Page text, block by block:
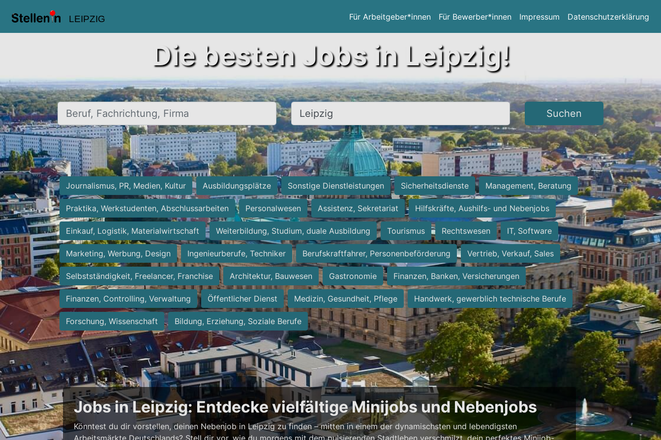
LEIPZIG Für Arbeitgeber*innen Für Bewerber*innen Impressum Datenschutzerklärung
Die besten Jobs in Leipzig!
Beruf, Fachrichtung, Firma Ort, Stadt Suchen
Journalismus, PR, Medien, Kultur Ausbildungsplätze Sonstige Dienstleistungen Sicherheitsdienste Management, Beratung
Praktika, Werkstudenten, Abschlussarbeiten Personalwesen Assistenz, Sekretariat Hilfskräfte, Aushilfs- und Nebenjobs
Einkauf, Logistik, Materialwirtschaft Weiterbildung, Studium, duale Ausbildung Tourismus Rechtswesen IT, Software
Marketing, Werbung, Design Ingenieurberufe, Techniker Berufskraftfahrer, Personenbeförderung Vertrieb, Verkauf, Sales
Selbstständigkeit, Freelancer, Franchise Architektur, Bauwesen Gastronomie Finanzen, Banken, Versicherungen
Finanzen, Controlling, Verwaltung Öffentlicher Dienst Medizin, Gesundheit, Pflege Handwerk, gewerblich technische Berufe
Forschung, Wissenschaft Bildung, Erziehung, Soziale Berufe
Jobs in Leipzig: Entdecke vielfältige Minijobs und Nebenjobs
Könntest du dir vorstellen, deinen Nebenjob in Leipzig zu finden – mitten in einem der dynamischsten und lebendigsten